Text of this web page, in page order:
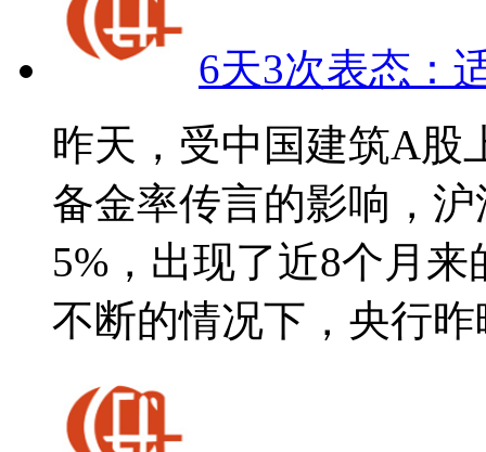
6天3次表态：
昨天，受中国建筑A股
备金率传言的影响，
5%，出现了近8个月
不断的情况下，央行昨